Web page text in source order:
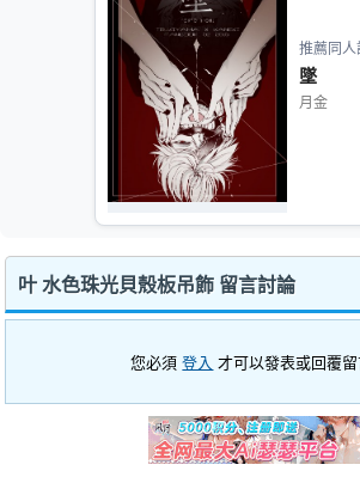
推薦同人
墜
月金
叶 水色珠光貝殼板吊飾 留言討論
您必須登入 才可以發表或回覆